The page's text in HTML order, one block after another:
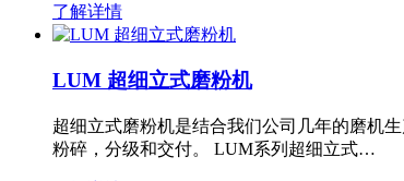
了解详情
LUM 超细立式磨粉机
超细立式磨粉机是结合我们公司几年的磨机
粉碎，分级和交付。 LUM系列超细立式…